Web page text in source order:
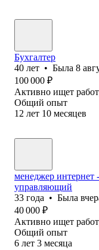
Бухгалтер
40 лет • Была 8
100 000 ₽
Активно ищет
Общий опыт
12 лет 10 месяцев
менеджер интернет
управляющий
33 года • Была
40 000 ₽
Активно ищет
Общий опыт
6 лет 3 месяца